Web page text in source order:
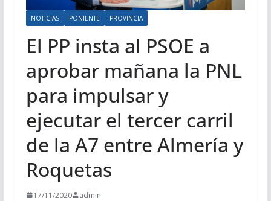
NOTICIAS PONIENTE PROVINCIA
El PP insta al PSOE a
aprobar mañana la PNL
para impulsar y
ejecutar el tercer carril
de la A7 entre Almería y
Roquetas
17/11/2020 admin